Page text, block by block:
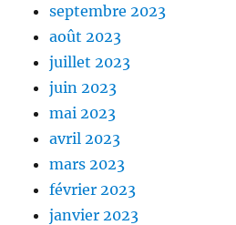
septembre 2023
août 2023
juillet 2023
juin 2023
mai 2023
avril 2023
mars 2023
février 2023
janvier 2023